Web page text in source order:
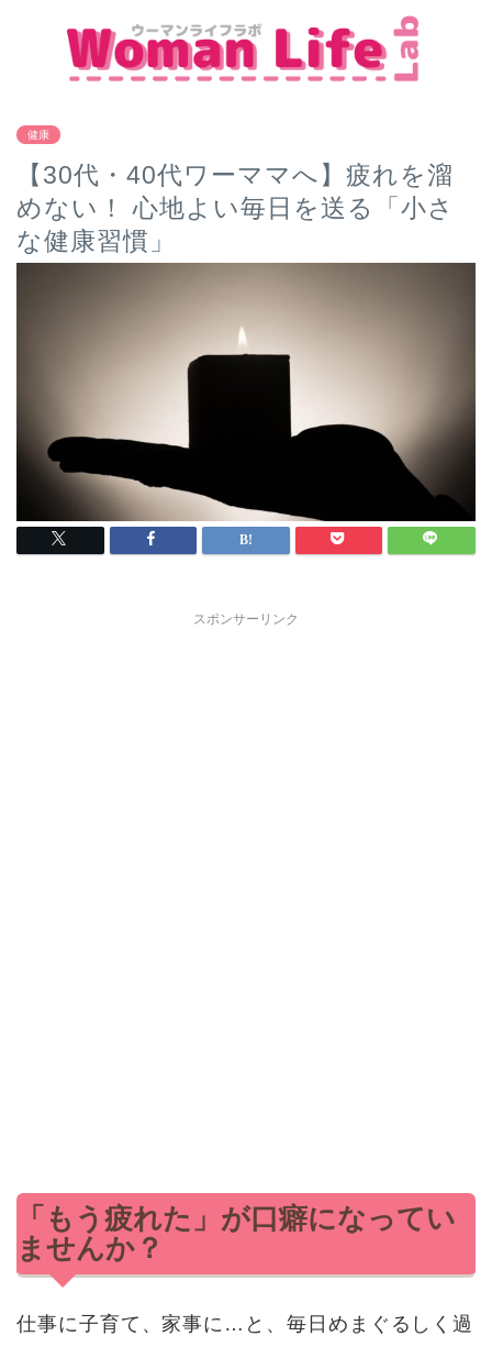
健康
【30代・40代ワーママへ】疲れを溜
めない！ 心地よい毎日を送る「小さ
な健康習慣」
スポンサーリンク
「もう疲れた」が口癖になってい
ませんか？
仕事に子育て、家事に…と、毎日めまぐるしく過